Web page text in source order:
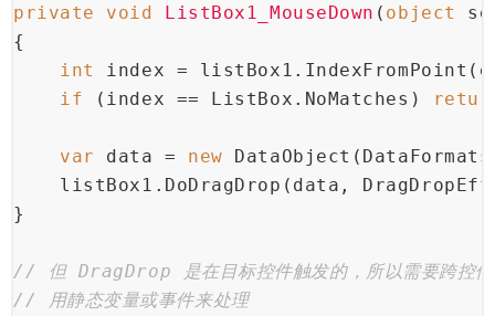
private
void ListBox1_MouseDown ( object
{
int
index =
if (index == ListBox.NoMatches)
var data = new
listBox1.DoDragDrop(data,
}
// 但 DragDrop 是在目标控件触发的，所以需要跨控件
// 用静态变量或事件来处理